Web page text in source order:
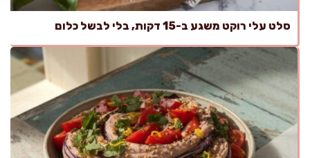
סלט עלי רוקט משגע ב-15 דקות, בלי לבשל כלום